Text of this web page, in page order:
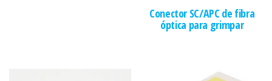
Conector SC/APC de fibra
óptica para grimpar